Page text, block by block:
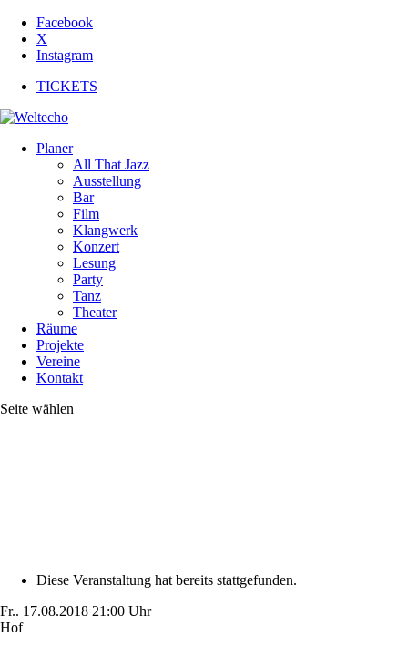
Facebook
X
Instagram
TICKETS
Planer
All That Jazz
Ausstellung
Bar
Film
Klangwerk
Konzert
Lesung
Party
Tanz
Theater
Räume
Projekte
Vereine
Kontakt
Seite wählen
Diese Veranstaltung hat bereits stattgefunden.
Fr.. 17.08.2018 21:00 Uhr
Hof